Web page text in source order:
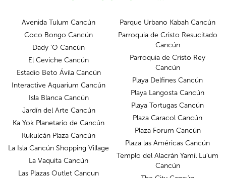
Avenida Tulum Cancún
Coco Bongo Cancún
Dady 'O Cancún
El Ceviche Cancún
Estadio Beto Ávila Cancún
Interactive Aquarium Cancún
Isla Blanca Cancún
Jardín del Arte Cancún
Ka Yok Planetario de Cancún
Kukulcán Plaza Cancún
La Isla Cancún Shopping Village
La Vaquita Cancún
Las Plazas Outlet Cancun
Parque Urbano Kabah Cancún
Parroquia de Cristo Resucitado
Cancún
Parroquia de Cristo Rey
Cancún
Playa Delfines Cancún
Playa Langosta Cancún
Playa Tortugas Cancún
Plaza Caracol Cancún
Plaza Forum Cancún
Plaza las Américas Cancún
Templo del Alacrán Yamil Lu'um
Cancún